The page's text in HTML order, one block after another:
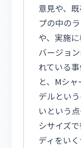
意見や、
プの中の
や、実施
バージョ
れている
と、Mシ
デルとい
いという
シサイズ
ディをい